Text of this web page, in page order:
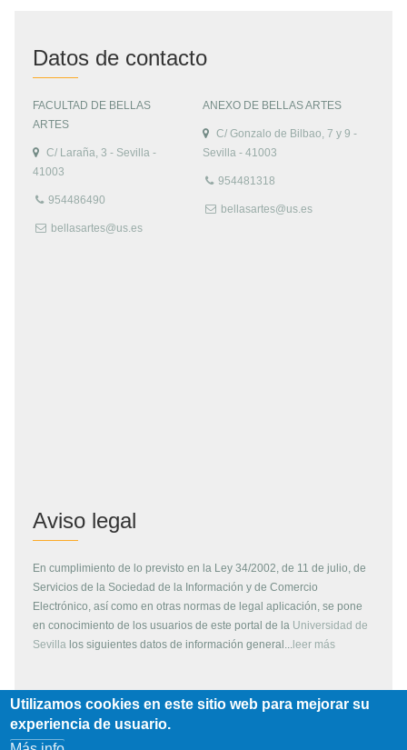
Datos de contacto
FACULTAD DE BELLAS
ARTES
C/ Laraña, 3 - Sevilla -
41003
954486490
bellasartes@us.es
ANEXO DE BELLAS ARTES
C/ Gonzalo de Bilbao, 7 y 9 -
Sevilla - 41003
954481318
bellasartes@us.es
Aviso legal
En cumplimiento de lo previsto en la Ley 34/2002, de 11 de julio, de
Servicios de la Sociedad de la Información y de Comercio
Electrónico, así como en otras normas de legal aplicación, se pone
en conocimiento de los usuarios de este portal de la Universidad de
Sevilla los siguientes datos de información general... leer más
Copyright
Utilizamos cookies en este sitio web para mejorar su
experiencia de usuario.